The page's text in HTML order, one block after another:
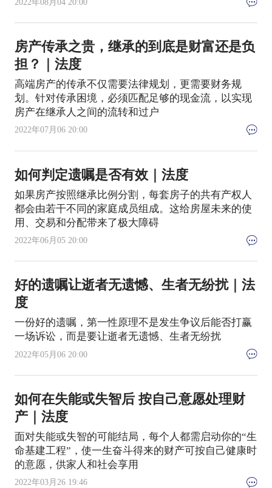
房产传承之贵，继承的到底是财富还是负
担？｜法度
高端房产的传承不仅需要法律规划，更需要财务规
划。针对传承困境，必须匹配足够的现金流，以实现
房产在继承人之间的流转和过户
2022年07月06 20:00
如何判定遗嘱是否有效｜法度
如果房产按照继承比例分割，每套房子的共有产权人
都会由若干不同的家庭成员组成。这给房屋未来的使
用、交易和分配带来了极大障碍
2022年06月05 20:00
好的遗嘱让逝者无遗憾、生者无纷扰｜法
度
一份好的遗嘱，第一性原理不是发生争议后能否打赢
一场诉讼，而是要让逝者无遗憾、生者无纷扰
2022年05月06 20:00
如何在失能或失智后 按自己意愿处理财
产｜法度
面对失能或失智的可能结局，每个人都需启动你的“生
命基建工程”，使一生奋斗得来的财产可按自己健康时
的意愿，供家人和社会享用
2022年03月26 19:46